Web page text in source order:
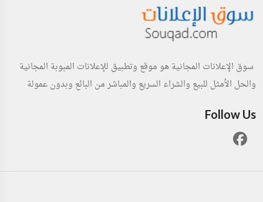
سوق الإعلانات المجانية هو موقع وتطبيق للإعلانات المبوبة المجانية
والحل الأمثل للبيع والشراء السريع والمباشر من البائع وبدون عمولة
Follow Us